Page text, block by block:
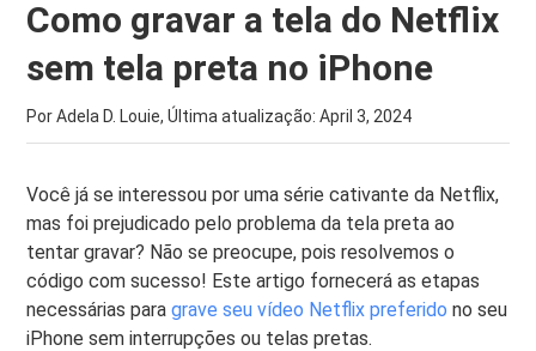
Como gravar a tela do Netflix
sem tela preta no iPhone
Por Adela D. Louie, Última atualização:April 3, 2024
Você já se interessou por uma série cativante da Netflix,
mas foi prejudicado pelo problema da tela preta ao
tentar gravar? Não se preocupe, pois resolvemos o
código com sucesso! Este artigo fornecerá as etapas
necessárias paragrave seu vídeo Netflix preferido no seu
iPhone sem interrupções ou telas pretas.